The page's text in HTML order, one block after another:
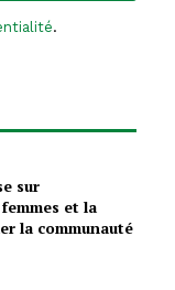
.
sur
et la
la communauté